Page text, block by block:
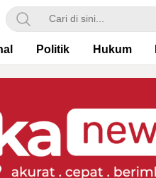
Politik Hukum